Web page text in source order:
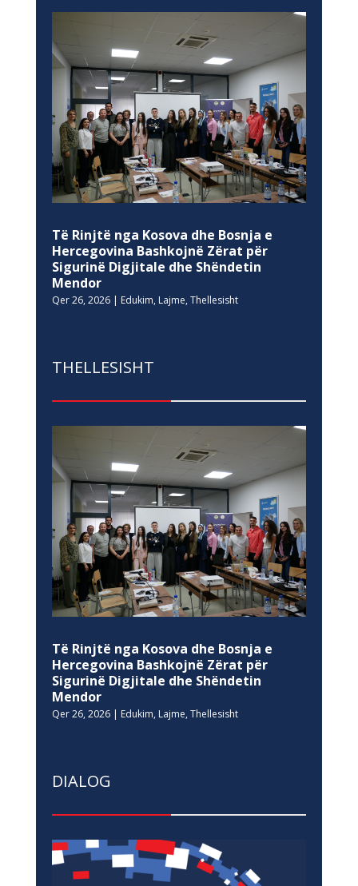
Të Rinjtë nga Kosova dhe Bosnja e
Hercegovina Bashkojnë Zërat për
Sigurinë Digjitale dhe Shëndetin
Mendor
Qer 26, 2026| Edukim, Lajme, Thellesisht
THELLESISHT
Të Rinjtë nga Kosova dhe Bosnja e
Hercegovina Bashkojnë Zërat për
Sigurinë Digjitale dhe Shëndetin
Mendor
Qer 26, 2026| Edukim, Lajme, Thellesisht
DIALOG